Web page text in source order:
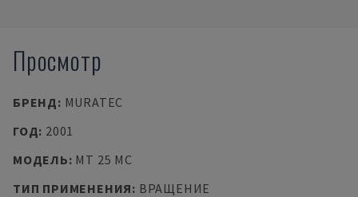
Просмотр
БРЕНД: MURATEC
ГОД: 2001
МОДЕЛЬ: MT 25 MC
ТИП ПРИМЕНЕНИЯ: ВРАЩЕНИЕ